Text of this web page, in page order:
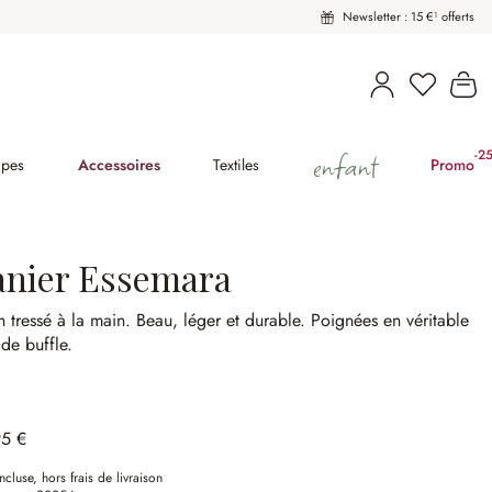
Newsletter : 15 €¹ offerts
Vous
Accessoires Textiles enfant Promo-
Essemara
tressé à la main. Beau, léger et durable. Poignées en véritable
buffle.
€
hors frais de livraison